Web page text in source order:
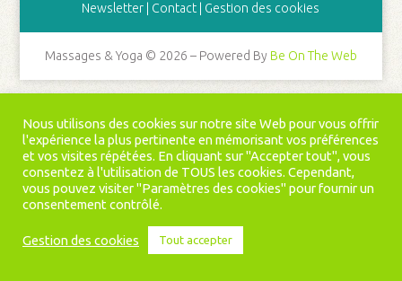
Newsletter
Contact Gestion des cookies
Massages & Yoga © 2026 – Powered By Be On The Web
Nous utilisons des cookies sur notre site Web pour vous offrir
l'expérience la plus pertinente en mémorisant vos préférences
et vos visites répétées. En cliquant sur "Accepter tout", vous
consentez à l'utilisation de TOUS les cookies. Cependant,
vous pouvez visiter "Paramètres des cookies" pour fournir un
consentement contrôlé.
Gestion des cookies Tout accepter